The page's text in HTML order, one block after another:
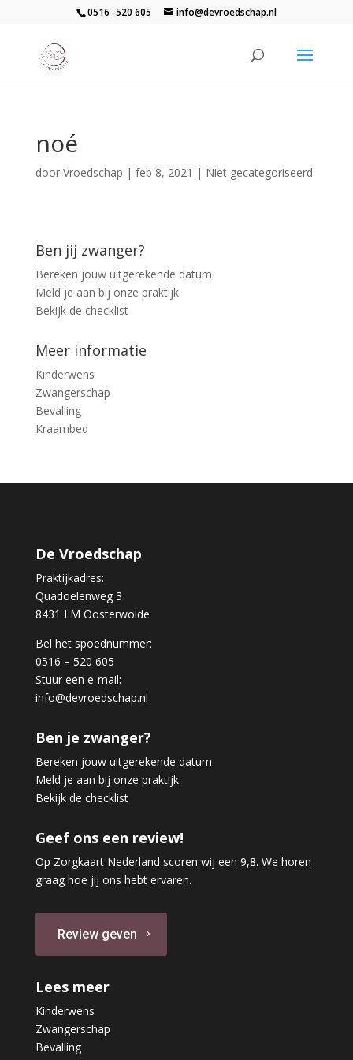
0516 -520 605 info@devroedschap.nl
noé
door Vroedschap | feb 8, 2021 | Niet gecategoriseerd
Ben jij zwanger?
Bereken jouw uitgerekende datum
Meld je aan bij onze praktijk
Bekijk de checklist
Meer informatie
Kinderwens
Zwangerschap
Bevalling
Kraambed
De Vroedschap
Praktijkadres:
Quadoelenweg 3
8431 LM Oosterwolde
Bel het spoednummer:
0516 – 520 605
Stuur een e-mail:
info@devroedschap.nl
Ben je zwanger?
Bereken jouw uitgerekende datum
Meld je aan bij onze praktijk
Bekijk de checklist
Geef ons een review!
Op Zorgkaart Nederland scoren wij een 9,8. We horen
graag hoe jij ons hebt ervaren.
Review geven
Lees meer
Kinderwens
Zwangerschap
Bevalling